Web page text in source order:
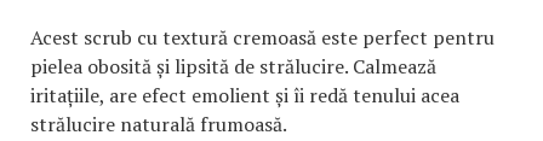
Acest scrub cu textură cremoasă este perfect pentru
pielea obosită și lipsită de strălucire. Calmează
iritațiile, are efect emolient și îi redă tenului acea
strălucire naturală frumoasă.